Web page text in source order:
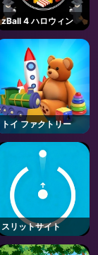
zBall 4 ハロウィン
トイ ファクトリー
スリットサイト